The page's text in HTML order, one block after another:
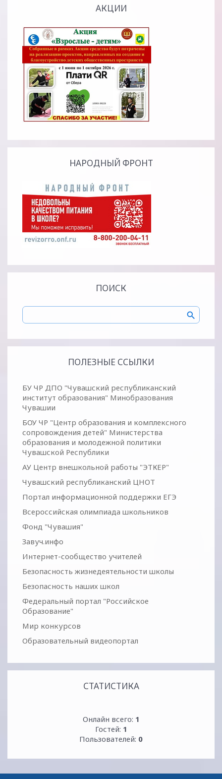
АКЦИИ
НАРОДНЫЙ ФРОНТ
ПОИСК
ПОЛЕЗНЫЕ ССЫЛКИ
БУ ЧР ДПО "Чувашский республиканский
институт образования" Минобразования
Чувашии
БОУ ЧР "Центр образования и комплексного
сопровождения детей" Министерства
образования и молодежной политики
Чувашской Республики
АУ Центр внешкольной работы "ЭТКЕР"
Чувашский республиканский ЦНОТ
Портал информационной поддержки ЕГЭ
Всероссийская олимпиада школьников
Фонд "Чувашия"
Завуч.инфо
Интернет-сообщество учителей
Безопасность жизнедеятельности школы
Безопасность наших школ
Федеральный портал "Российское
Образование"
Мир конкурсов
Образовательный видеопортал
СТАТИСТИКА
Онлайн всего: 1
Гостей: 1
Пользователей: 0